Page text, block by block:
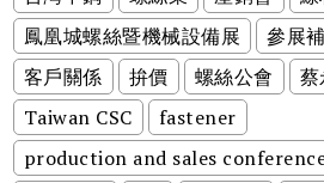
鳳凰城螺絲暨機械設備展
參展
客戶關係
拚價 螺絲公會
Taiwan CSC
fastener
production and sales